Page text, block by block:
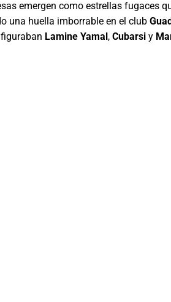
emergen como estrellas fugaces
una huella imborrable en el club
Lamine Yamal, Cubarsi y